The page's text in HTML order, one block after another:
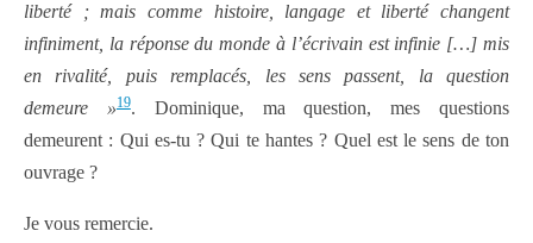
liberté ; mais comme histoire, langage et liberté changent
infiniment, la réponse du monde à l’écrivain est infinie […] mis
en rivalité, puis remplacés, les sens passent, la question
demeure »19. Dominique, ma question, mes questions
demeurent : Qui es-tu ? Qui te hantes ? Quel est le sens de ton
ouvrage ?
Je vous remercie.